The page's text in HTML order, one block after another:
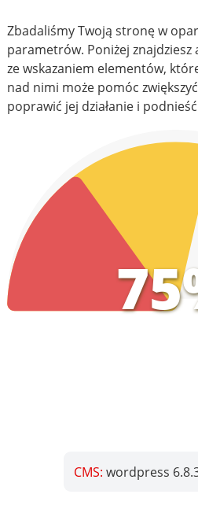
Zbadaliśmy Twoją stronę w
parametrów. Poniżej znajdziesz
ze wskazaniem elementów,
nad nimi może pomóc
poprawić jej działanie i
CMS:wordpress